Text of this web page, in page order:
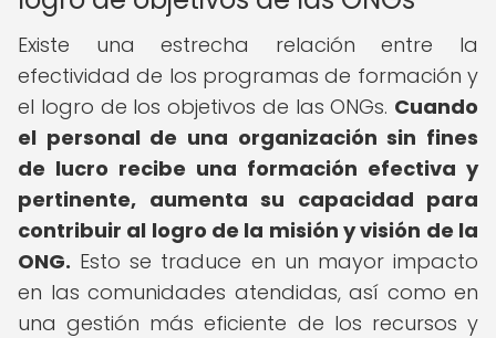
Existe una estrecha relación entre la
efectividad de los programas de formación y
el logro de los objetivos de las ONGs. Cuando
el personal de una organización sin fines
de lucro recibe una formación efectiva y
pertinente, aumenta su capacidad para
contribuir al logro de la misión y visión de la
ONG. Esto se traduce en un mayor impacto
en las comunidades atendidas, así como en
una gestión más eficiente de los recursos y